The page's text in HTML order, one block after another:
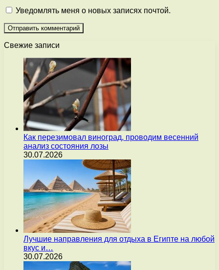
Уведомлять меня о новых записях почтой.
Свежие записи
Как перезимовал виноград, проводим весенний
анализ состояния лозы
30.07.2026
Лучшие направления для отдыха в Египте на любой
вкус и…
30.07.2026